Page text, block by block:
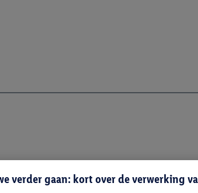
verder gaan: kort over de verwerking